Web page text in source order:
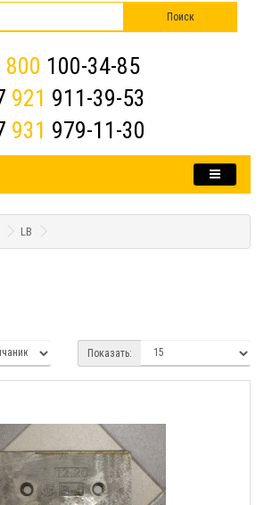
800 100-34-85
921 911-39-53
931 979-11-30
LB
Показать: